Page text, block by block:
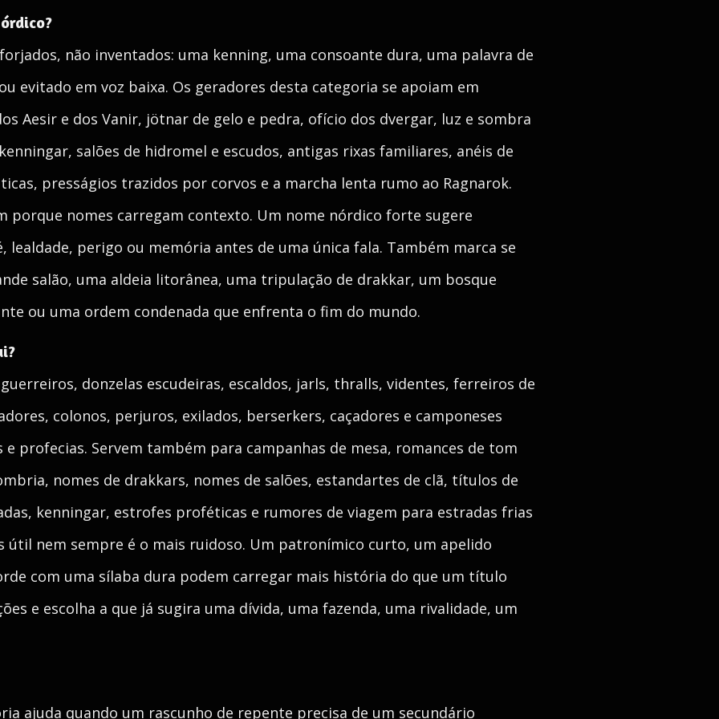
não inventados: uma kenning, uma consoante dura, uma palavra de
evitado em voz baixa. Os geradores desta categoria se apoiam em
Aesir e dos Vanir, jötnar de gelo e pedra, ofício dos dvergar, luz e sombra
salões de hidromel e escudos, antigas rixas familiares, anéis de
presságios trazidos por corvos e a marcha lenta rumo ao Ragnarok.
porque nomes carregam contexto. Um nome nórdico forte sugere
lealdade, perigo ou memória antes de uma única fala. Também marca se
salão, uma aldeia litorânea, uma tripulação de drakkar, um bosque
ou uma ordem condenada que enfrenta o fim do mundo.
donzelas escudeiras, escaldos, jarls, thralls, videntes, ferreiros de
colonos, perjuros, exilados, berserkers, caçadores e camponeses
profecias. Servem também para campanhas de mesa, romances de tom
nomes de drakkars, nomes de salões, estandartes de clã, títulos de
kenningar, estrofes proféticas e rumores de viagem para estradas frias
útil nem sempre é o mais ruidoso. Um patronímico curto, um apelido
com uma sílaba dura podem carregar mais história do que um título
e escolha a que já sugira uma dívida, uma fazenda, uma rivalidade, um
ajuda quando um rascunho de repente precisa de um secundário